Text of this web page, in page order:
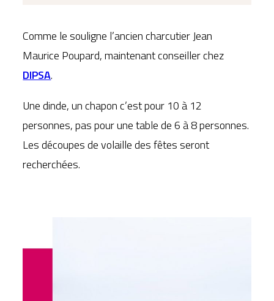
Comme le souligne l’ancien charcutier Jean
Maurice Poupard, maintenant conseiller chez
DIPSA.
Une dinde, un chapon c’est pour 10 à 12
personnes, pas pour une table de 6 à 8 personnes.
Les découpes de volaille des fêtes seront
recherchées.